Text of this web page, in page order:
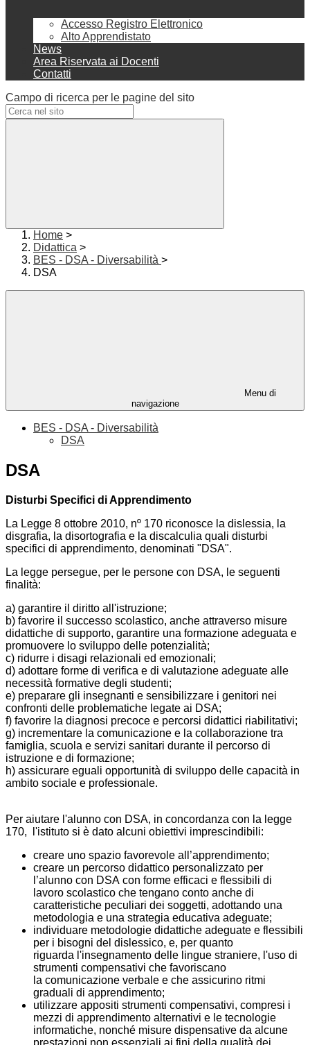
Accesso Registro Elettronico
Alto Apprendistato
News
Area Riservata ai Docenti
Contatti
Campo di ricerca per le pagine del sito
Home >
Didattica >
BES - DSA - Diversabilità >
DSA
Menu di
navigazione
BES - DSA - Diversabilità
DSA
DSA
Disturbi Specifici di Apprendimento
La Legge 8 ottobre 2010, nº 170 riconosce la dislessia, la
disgrafia, la disortografia e la discalculia quali disturbi
specifici di apprendimento, denominati "DSA".
La legge persegue, per le persone con DSA, le seguenti
finalità:
a) garantire il diritto all'istruzione;
b) favorire il successo scolastico, anche attraverso misure
didattiche di supporto, garantire una formazione adeguata e
promuovere lo sviluppo delle potenzialità;
c) ridurre i disagi relazionali ed emozionali;
d) adottare forme di verifica e di valutazione adeguate alle
necessità formative degli studenti;
e) preparare gli insegnanti e sensibilizzare i genitori nei
confronti delle problematiche legate ai DSA;
f) favorire la diagnosi precoce e percorsi didattici riabilitativi;
g) incrementare la comunicazione e la collaborazione tra
famiglia, scuola e servizi sanitari durante il percorso di
istruzione e di formazione;
h) assicurare eguali opportunità di sviluppo delle capacità in
ambito sociale e professionale.
Per aiutare l'alunno con DSA, in concordanza con la legge
170, l'istituto si è dato alcuni obiettivi imprescindibili:
creare uno spazio favorevole all’apprendimento;
creare un percorso didattico personalizzato per
l’alunno con DSA con forme efficaci e flessibili di
lavoro scolastico che tengano conto anche di
caratteristiche peculiari dei soggetti, adottando una
metodologia e una strategia educativa adeguate;
individuare metodologie didattiche adeguate e flessibili
per i bisogni del dislessico, e, per quanto
riguarda l'insegnamento delle lingue straniere, l'uso di
strumenti compensativi che favoriscano
la comunicazione verbale e che assicurino ritmi
graduali di apprendimento;
utilizzare appositi strumenti compensativi, compresi i
mezzi di apprendimento alternativi e le tecnologie
informatiche, nonché misure dispensative da alcune